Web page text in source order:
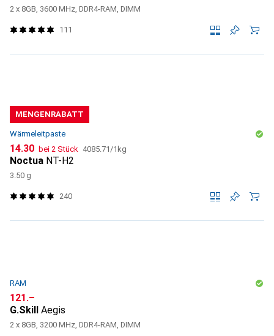
2 x 8GB, 3600 MHz, DDR4-RAM, DIMM
111
MENGENRABATT
Wärmeleitpaste
CHF
14.30 bei 2 Stück CHF
4085.71 /1kg
Noctua NT-H2
3.50 g
240
RAM
CHF
121.–
G.Skill Aegis
2 x 8GB, 3200 MHz, DDR4-RAM, DIMM